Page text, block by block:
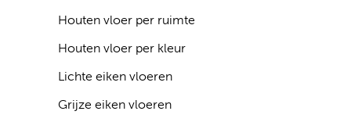
Houten vloer per ruimte
Houten vloer per kleur
Lichte eiken vloeren
Grijze eiken vloeren